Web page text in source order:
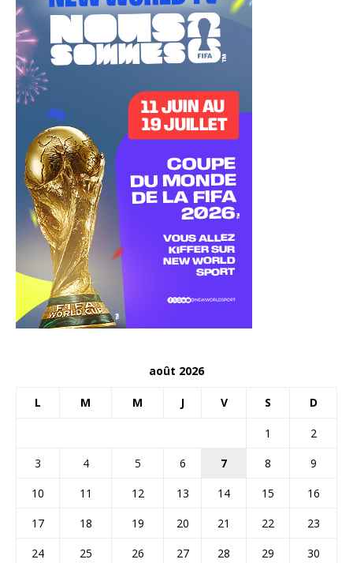
août 2026
L M M J V S D
1
2
3
4 5 6 7 8
9
10
11 12 13 14 15
16
17
18 19 20 21 22
23
24
25 26 27 28 29
30